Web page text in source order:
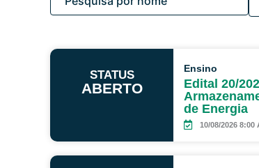
STATUS
ABERTO
Ensino
Edital 20/
de Energia
10/08/2026 8:00